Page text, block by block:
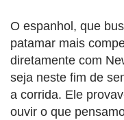
O espanhol, que
patamar mais
diretamente com
seja neste fim de
a corrida. Ele
ouvir o que